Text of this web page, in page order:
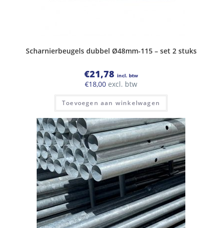
Scharnierbeugels dubbel Ø48mm-115 – set 2 stuks
€21,78 incl. btw
€18,00 excl. btw
Toevoegen aan winkelwagen